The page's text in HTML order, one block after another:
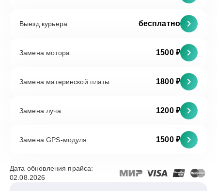
Выезд курьера бесплатно
Замена мотора 1500 ₽
Замена материнской платы 1800 ₽
Замена луча 1200 ₽
Замена GPS-модуля 1500 ₽
Дата обновления прайса:
02.08.2026